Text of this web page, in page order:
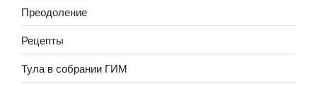
Преодоление
Рецепты
Тула в собрании ГИМ